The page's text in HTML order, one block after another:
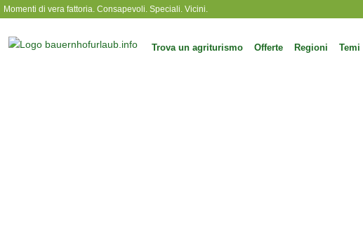
Momenti di vera fattoria. Consapevoli. Speciali. Vicini.
Trova un agriturismo Offerte Regioni Temi